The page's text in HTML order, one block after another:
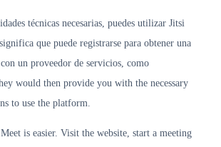
técnicas necesarias, puedes utilizar Jitsi
que puede registrarse para obtener una
un proveedor de servicios, como
would then provide you with the necessary
to use the platform.
is easier. Visit the website, start a meeting